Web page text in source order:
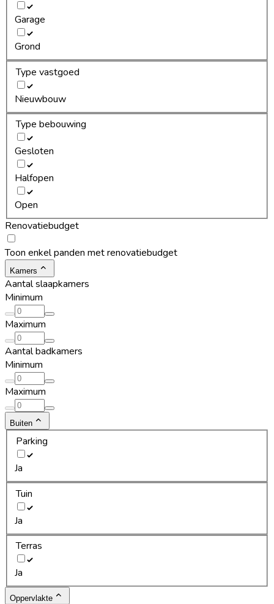
Garage
Grond
Type vastgoed
Nieuwbouw
Type bebouwing
Gesloten
Halfopen
Open
Renovatiebudget
Toon enkel panden met renovatiebudget
Kamers
Aantal slaapkamers
Minimum
Maximum
Aantal badkamers
Minimum
Maximum
Buiten
Parking
Ja
Tuin
Ja
Terras
Ja
Oppervlakte